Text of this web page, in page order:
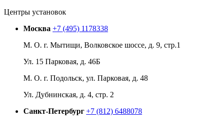
Центры установок
Москва +7 (495) 1178338
М. О. г. Мытищи, Волковское шоссе, д. 9, стр.1
Ул. 15 Парковая, д. 46Б
М. О. г. Подольск, ул. Парковая, д. 48
Ул. Дубнинская, д. 4, стр. 2
Санкт-Петербург +7 (812) 6488078